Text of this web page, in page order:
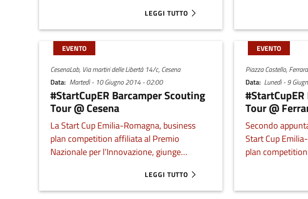
LEGGI TUTTO
ABOUT #STARTCUPER BARCAMPER SCOUTING
EVENTO
CesenaLab, Via martiri delle Libertà 14/c, Cesena
Data Martedì - 10 Giugno 2014 - 02:00
#StartCupER Barcamper Scouting
Tour @ Cesena
La Start Cup Emilia-Romagna, business
plan competition affiliata al Premio
Nazionale per l’Innovazione, giunge
appuntamento coi Barcamper a CesenaLab.
LEGGI TUTTO
ABOUT #STARTCUPER BARCAMPER SCOUTING
EVENTO
Piazza Castello, Ferrara
Data Lunedì - 9
Tour @
Secondo
Start Cup
plan
tuo
Castello.